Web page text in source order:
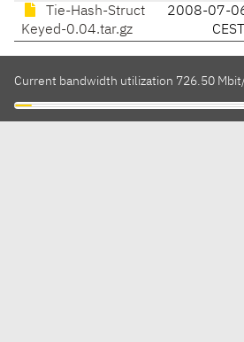
Tie-Hash-Struct
Keyed-0.04.tar.gz
2008-07-
CEST
Current bandwidth utilization 726.50